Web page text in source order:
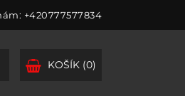
+420777577834
KOŠÍK (0)